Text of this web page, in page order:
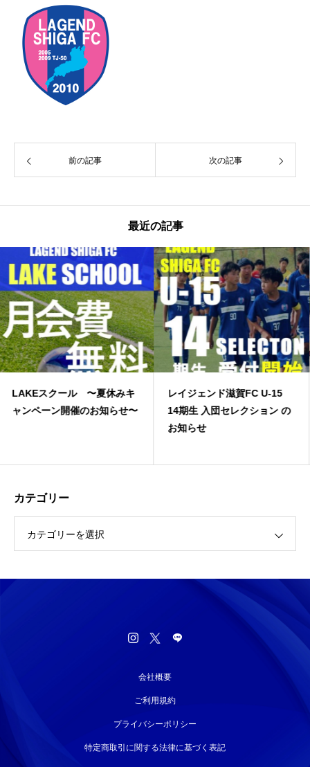
前の記事 次の記事
最近の記事
休みキ
知らせ〜
レイジェンド滋賀FC U-15
14期生 入団セレクション の
JFA高円宮３部上
カテゴリー
カテゴリーを選択
会社概要
ご利用規約
プライバシーポリシー
特定商取引に関する法律に基づく表記